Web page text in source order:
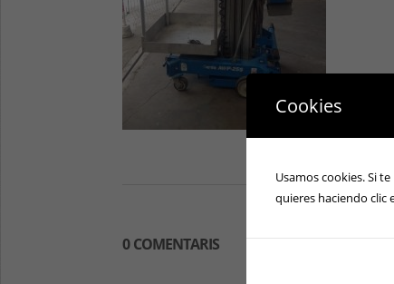
0 COMENTARIS
Cookies
Usamos cookies. Si
quieres haciendo clic